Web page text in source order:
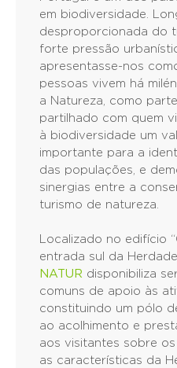
em biodiversidade.
desproporcionada do
forte pressão
apresentasse-nos
pessoas vivem há
a Natureza, como
partilhado com quem
à biodiversidade um
importante para a
das populações, e
sinergias entre a
turismo de natureza.
Localizado no edifício
entrada sul da
NATUR disponibiliza
comuns de apoio às
constituindo um pólo
ao acolhimento e
aos visitantes sobre
as características da